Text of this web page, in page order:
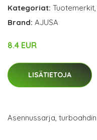
Kategoriat: Tuotemerkit,
Brand: AJUSA
8.4 EUR
LISÄTIETOJA
Asennussarja, turboahdin